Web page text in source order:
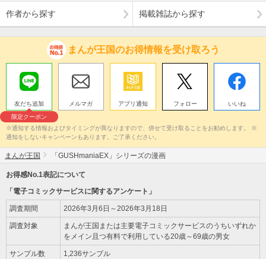
作者から探す 掲載雑誌から探す
まんが王国のお得情報を受け取ろう
友だち追加
限定クーポン
メルマガ アプリ通知 フォロー いいね
※通知する情報およびタイミングが異なりますので、併せて受け取ることをお勧めします。 ※
通知をしないキャンペーンもあります。ご了承ください。
まんが王国 「GUSHmaniaEX」シリーズの漫画
お得感No.1表記について
「電子コミックサービスに関するアンケート」
調査期間 2026年3月6日～2026年3月18日
調査対象
まんが王国または主要電子コミックサービスのうちいずれか
をメイン且つ有料で利用している20歳～69歳の男女
サンプル数 1,236サンプル